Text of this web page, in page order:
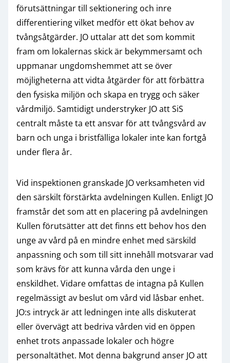
förutsättningar till sektionering och inre
differentiering vilket medför ett ökat behov av
tvångsåtgärder. JO uttalar att det som kommit
fram om lokalernas skick är bekymmersamt och
uppmanar ungdomshemmet att se över
möjligheterna att vidta åtgärder för att förbättra
den fysiska miljön och skapa en trygg och säker
vårdmiljö. Samtidigt understryker JO att SiS
centralt måste ta ett ansvar för att tvångsvård av
barn och unga i bristfälliga lokaler inte kan fortgå
under flera år.
Vid inspektionen granskade JO verksamheten vid
den särskilt förstärkta avdelningen Kullen. Enligt JO
framstår det som att en placering på avdelningen
Kullen förutsätter att det finns ett behov hos den
unge av vård på en mindre enhet med särskild
anpassning och som till sitt innehåll motsvarar vad
som krävs för att kunna vårda den unge i
enskildhet. Vidare omfattas de intagna på Kullen
regelmässigt av beslut om vård vid låsbar enhet.
JO:s intryck är att ledningen inte alls diskuterat
eller övervägt att bedriva vården vid en öppen
enhet trots anpassade lokaler och högre
personaltäthet. Mot denna bakgrund anser JO att